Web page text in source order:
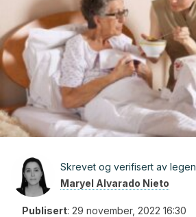
Skrevet og verifisert av legen
Maryel Alvarado Nieto
Publisert: 29 november, 2022 16:30